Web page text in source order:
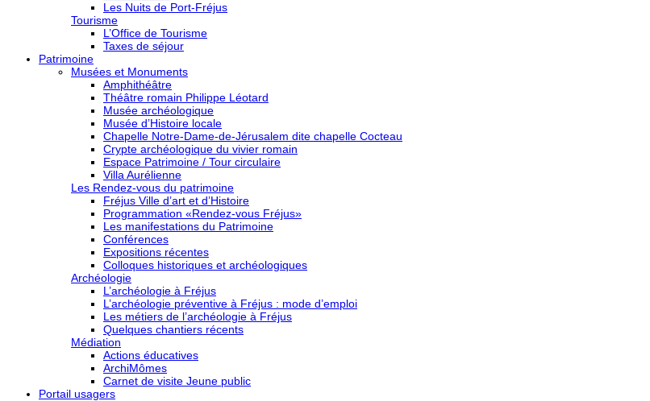
Les Nuits de Port-Fréjus
Tourisme
L’Office de Tourisme
Taxes de séjour
Patrimoine
Musées et Monuments
Amphithéâtre
Théâtre romain Philippe Léotard
Musée archéologique
Musée d’Histoire locale
Chapelle Notre-Dame-de-Jérusalem dite chapelle Cocteau
Crypte archéologique du vivier romain
Espace Patrimoine / Tour circulaire
Villa Aurélienne
Les Rendez-vous du patrimoine
Fréjus Ville d’art et d’Histoire
Programmation «Rendez-vous Fréjus»
Les manifestations du Patrimoine
Conférences
Expositions récentes
Colloques historiques et archéologiques
Archéologie
L’archéologie à Fréjus
L’archéologie préventive à Fréjus : mode d’emploi
Les métiers de l’archéologie à Fréjus
Quelques chantiers récents
Médiation
Actions éducatives
ArchiMômes
Carnet de visite Jeune public
Portail usagers